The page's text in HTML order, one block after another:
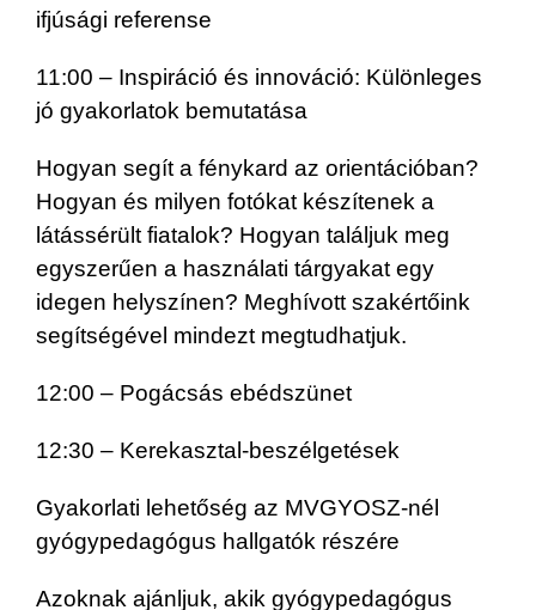
ifjúsági referense
11:00 – Inspiráció és innováció: Különleges
jó gyakorlatok bemutatása
Hogyan segít a fénykard az orientációban?
Hogyan és milyen fotókat készítenek a
látássérült fiatalok? Hogyan találjuk meg
egyszerűen a használati tárgyakat egy
idegen helyszínen? Meghívott szakértőink
segítségével mindezt megtudhatjuk.
12:00 – Pogácsás ebédszünet
12:30 – Kerekasztal-beszélgetések
Gyakorlati lehetőség az MVGYOSZ-nél
gyógypedagógus hallgatók részére
Azoknak ajánljuk, akik gyógypedagógus